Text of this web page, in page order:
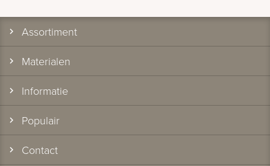
Assortiment
Materialen
Informatie
Populair
Contact